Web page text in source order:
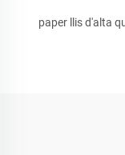
paper llis d'alta